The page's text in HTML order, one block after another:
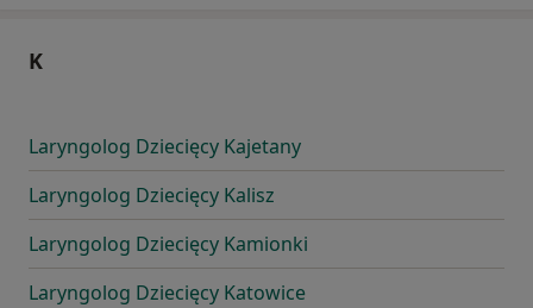
K
Laryngolog Dziecięcy Kajetany
Laryngolog Dziecięcy Kalisz
Laryngolog Dziecięcy Kamionki
Laryngolog Dziecięcy Katowice